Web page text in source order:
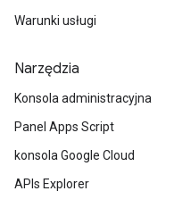
Warunki usługi
Narzędzia
Konsola administracyjna
Panel Apps Script
konsola Google Cloud
APIs Explorer